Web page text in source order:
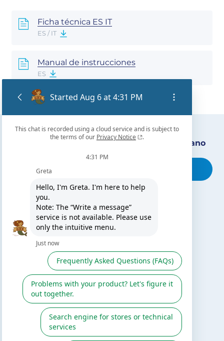
Ficha técnica ES IT
ES / IT
Manual de instrucciones
ES
Encuentra nuestro distribuidor más cercano
TE PUEDE INTERESAR
El blog de Gre
Servicio de postventa
Catálogo Gre / Zodiac